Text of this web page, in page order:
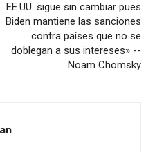
EE.UU. sigue sin cambiar pues
Biden mantiene las sanciones
contra países que no se
doblegan a sus intereses» --
Noam Chomsky